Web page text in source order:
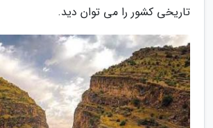
تاریخی کشور را می توان دید.